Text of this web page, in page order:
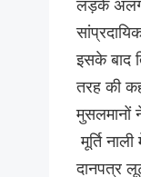
लड़के
इसके बाद
तरह की
मुसलमानों
मूर्ति
दानपत्र